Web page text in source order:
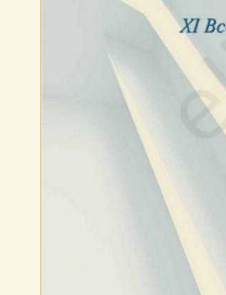
педагогіки та психології:
та репрезентації
електронного каталогу
ім. Ігоря Сікорського на
можливі шляхи
"Бібліотека і книга в